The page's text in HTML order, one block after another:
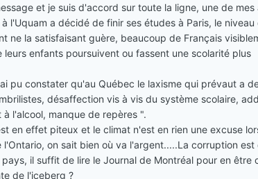
et je suis d'accord sur toute la ligne, une de mes
l'Uquam a décidé de finir ses études à Paris, le niveau
ne la satisfaisant guère, beaucoup de Français
enfants poursuivent ou fassent une scolarité plus
pu constater qu'au Québec le laxisme qui prévaut a
désaffection vis à vis du système scolaire,
l'alcool, manque de repères ".
en effet piteux et le climat n'est en rien une excuse
l'Ontario, on sait bien où va l'argent.....La corruption est
il suffit de lire le Journal de Montréal pour en être
de l'iceberg ?